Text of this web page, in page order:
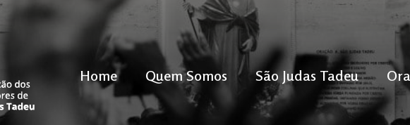
Home Quem Somos São Judas Tadeu